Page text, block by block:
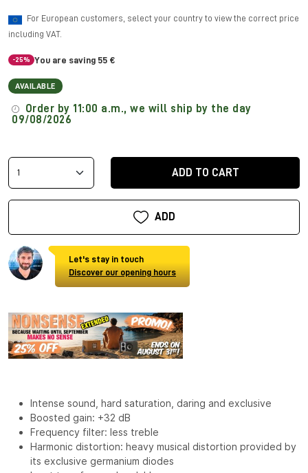
For European customers, select your country to view the correct price
including VAT.
-25% You are saving 55 €
AVAILABLE
Order by 11:00 a.m., we will ship by the day
09/08/2026
ADD TO CART
ADD
Let's stay in touch
Discover our opening hours
Intense sound, hard saturation, daring and exclusive
Boosted gain: +32 dB
Frequency filter: less treble
Harmonic distortion: heavy musical distortion provided by
its exclusive germanium diodes